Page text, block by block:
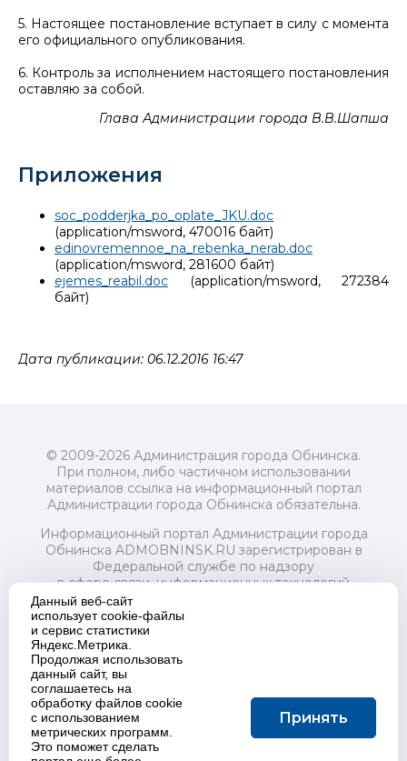
5. Настоящее постановление вступает в силу с момента
его официального опубликования.
6. Контроль за исполнением настоящего постановления
оставляю за собой.
Глава Администрации города В.В.Шапша
Приложения
soc_podderjka_po_oplate_JKU.doc
(application/msword, 470016 байт)
edinovremennoe_na_rebenka_nerab.doc
(application/msword, 281600 байт)
ejemes_reabil.doc (application/msword, 272384
байт)
Дата публикации: 06.12.2016 16:47
© 2009-2026 Администрация города Обнинска.
При полном, либо частичном использовании
материалов ссылка на информационный портал
Администрации города Обнинска обязательна.
Информационный портал Администрации города
Обнинска ADMOBNINSK.RU зарегистрирован в
Федеральной службе по надзору
в сфере связи, информационных технологий
и массовых коммуникаций (Роскомнадзор) 24 июля
2018 года.
Свидетельство о регистрации Эл № ФС77-73321
Учредитель: Администрация (исполнительно-
распорядительный орган) городского округа "Город
Обнинск". Главный редактор: Байкова Е.А.
Адрес электронной почты Редакции:
redactor@admobninsk.ru
Телефон Редакции: +7 (484) 395-85-85
Данный веб-сайт
использует cookie-файлы
и сервис статистики
Яндекс.Метрика.
Продолжая использовать
данный сайт, вы
соглашаетесь на
обработку файлов cookie
с использованием
метрических программ.
Это поможет сделать
Принять